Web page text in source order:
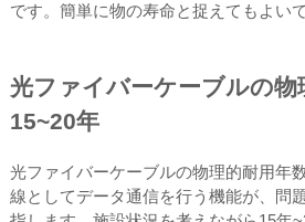
です。簡単に物の寿命と捉えてもよい
光ファイバーケーブルの物
15~20年
光ファイバーケーブルの物理的耐用年
線としてデータ通信を行う機能が、問